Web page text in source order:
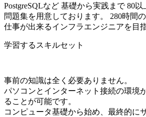
PostgreSQLなど 基礎から実践まで 80
問題集を用意しております。 280時間
仕事が出来るインフラエンジニアを目
学習するスキルセット
事前の知識は全く必要ありません。
パソコンとインターネット接続の環境
ることが可能です。
コンピュータ基礎から始め、最終的に